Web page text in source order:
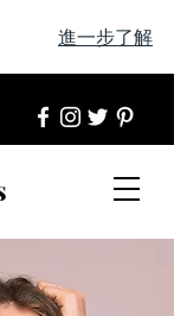
進一步了解